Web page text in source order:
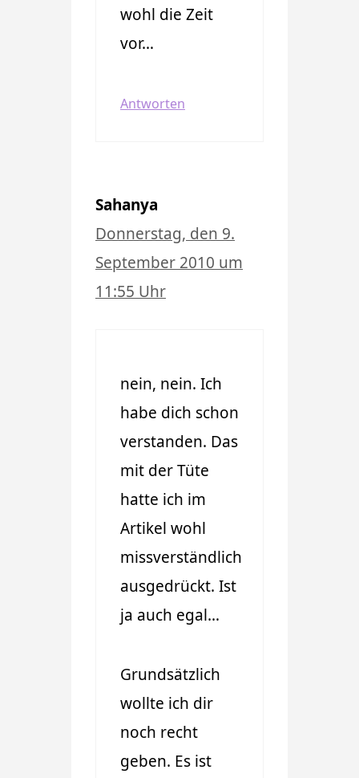
wohl die Zeit
vor…
Antworten
Sahanya
Donnerstag, den 9.
September 2010 um
11:55 Uhr
nein, nein. Ich
habe dich schon
verstanden. Das
mit der Tüte
hatte ich im
Artikel wohl
missverständlich
ausgedrückt. Ist
ja auch egal…
Grundsätzlich
wollte ich dir
noch recht
geben. Es ist